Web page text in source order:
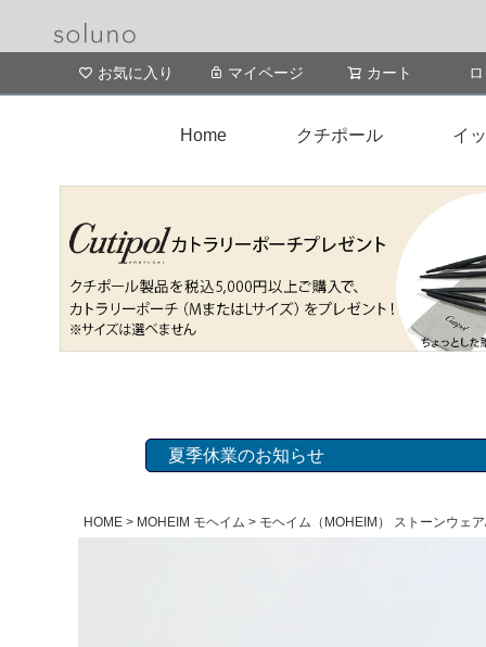
お気に入り マイページ カート
Home クチポール イ
夏季休業のお知らせ
HOME MOHEIM モヘイム モヘイム（MOHEIM） ストーンウェ